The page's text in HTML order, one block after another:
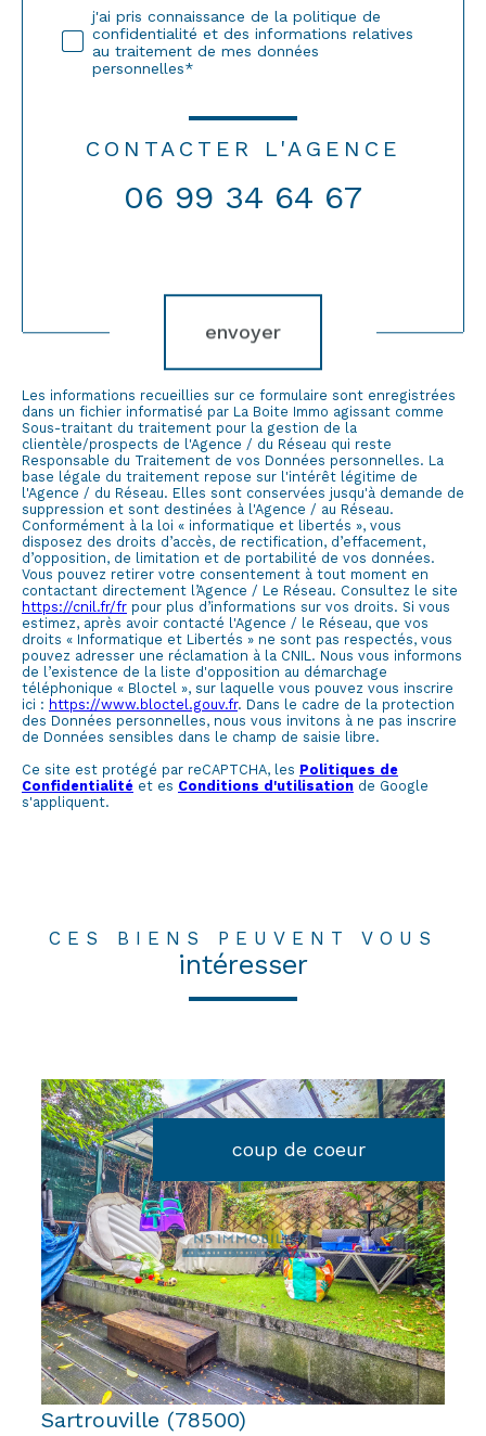
j'ai pris connaissance de la politique de
confidentialité et des informations relatives
au traitement de mes données
personnelles*
CONTACTER L'AGENCE
06 99 34 64 67
envoyer
Les informations recueillies sur ce formulaire sont enregistrées
dans un fichier informatisé par La Boite Immo agissant comme
Sous-traitant du traitement pour la gestion de la
clientèle/prospects de l'Agence / du Réseau qui reste
Responsable du Traitement de vos Données personnelles. La
base légale du traitement repose sur l'intérêt légitime de
l'Agence / du Réseau. Elles sont conservées jusqu'à demande de
suppression et sont destinées à l'Agence / au Réseau.
Conformément à la loi « informatique et libertés », vous
disposez des droits d’accès, de rectification, d’effacement,
d’opposition, de limitation et de portabilité de vos données.
Vous pouvez retirer votre consentement à tout moment en
contactant directement l’Agence / Le Réseau. Consultez le site
https://cnil.fr/fr pour plus d’informations sur vos droits. Si vous
estimez, après avoir contacté l'Agence / le Réseau, que vos
droits « Informatique et Libertés » ne sont pas respectés, vous
pouvez adresser une réclamation à la CNIL. Nous vous informons
de l’existence de la liste d'opposition au démarchage
téléphonique « Bloctel », sur laquelle vous pouvez vous inscrire
ici : https://www.bloctel.gouv.fr. Dans le cadre de la protection
des Données personnelles, nous vous invitons à ne pas inscrire
de Données sensibles dans le champ de saisie libre.
Ce site est protégé par reCAPTCHA, les Politiques de
Confidentialité et es Conditions d'utilisation de Google
s'appliquent.
CES BIENS PEUVENT VOUS
intéresser
coup de coeur
voir le bien
Sartrouville (78500)